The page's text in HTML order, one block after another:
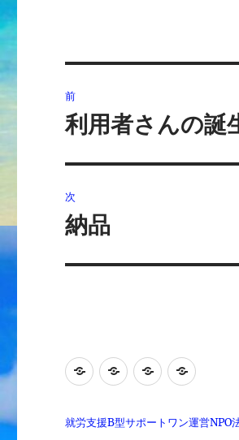
稿
ゲ
ン
前
前
投
稿:
利用者さんの誕
次
次
投
納品
就
継
日
生
会
概
ご
用
就労支援B型サポートワン運営NPO